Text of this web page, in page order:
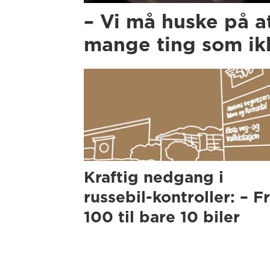
– Vi må huske på
mange ting som
Kraftig nedgang i
russebil-kontroller: –
100 til bare 10 biler